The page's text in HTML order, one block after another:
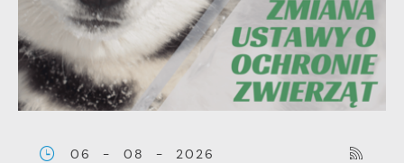
06 - 08 - 2026
witryny internetowej. Treści promocyjne
mogą pojawić się na stronach podmiotów
trzecich lub firm będących naszymi
partnerami oraz innych dostawców usług.
pośredników prezentujących nasze treści w